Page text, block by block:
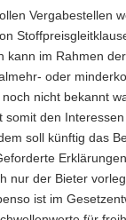
Vergabestellen
kann im Rahmen
oder
nicht bekannt
somit den
soll künftig das
nur der Bieter
ist im